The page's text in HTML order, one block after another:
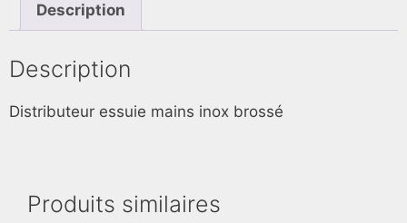
Description
Description
Distributeur essuie mains inox brossé
Produits similaires